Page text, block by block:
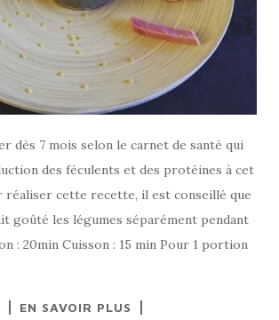
dès 7 mois selon le carnet de santé qui
des féculents et des protéines à cet
réaliser cette recette, il est conseillé que
goûté les légumes séparément pendant
: 20min Cuisson : 15 min Pour 1 portion
EN SAVOIR PLUS